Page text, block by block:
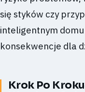
się styków czy
inteligentnym
konsekwencje dla
Krok Po